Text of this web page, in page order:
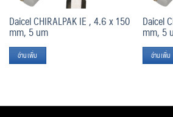
Daicel CHIRALPAK IE , 4.6 x 150
mm, 5 um
อ่านเพิ่ม
Daicel
mm, 5
อ่านเพิ่ม